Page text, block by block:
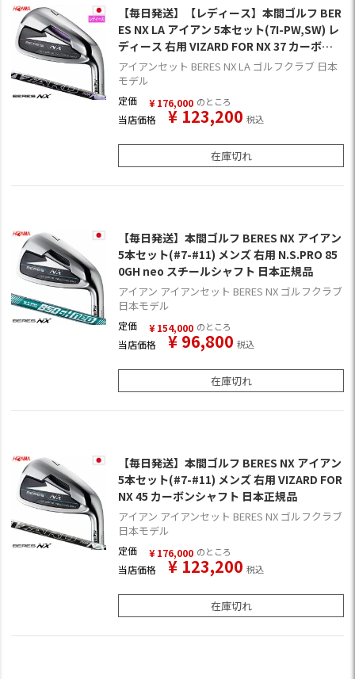
【毎日発送】【レディース】本間ゴルフ BER
ES NX LA アイアン 5本セット(7I-PW,SW) レ
ディース 右用 VIZARD FOR NX 37 カーボン
シャフト 2023年モデル 日本正規品
アイアンセット BERES NX LA ゴルフクラブ 日本
モデル
定価 ¥ 176,000 のところ
当店価格 ¥ 123,200 税込
在庫切れ
【毎日発送】本間ゴルフ BERES NX アイアン
5本セット(#7-#11) メンズ 右用 N.S.PRO 85
0GH neo スチールシャフト 日本正規品
アイアン アイアンセット BERES NX ゴルフクラブ
日本モデル
定価 ¥ 154,000 のところ
当店価格 ¥ 96,800 税込
在庫切れ
【毎日発送】本間ゴルフ BERES NX アイアン
5本セット(#7-#11) メンズ 右用 VIZARD FOR
NX 45 カーボンシャフト 日本正規品
アイアン アイアンセット BERES NX ゴルフクラブ
日本モデル
定価 ¥ 176,000 のところ
当店価格 ¥ 123,200 税込
在庫切れ